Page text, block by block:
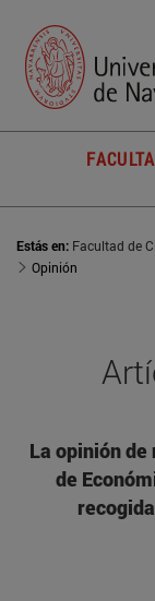
Estás en: Facultad de
Opinión
La opinión
de